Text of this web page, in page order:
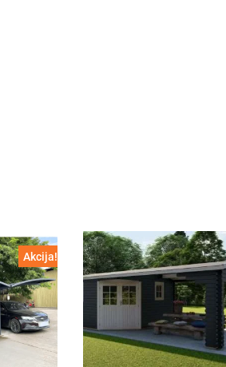
Akcija!